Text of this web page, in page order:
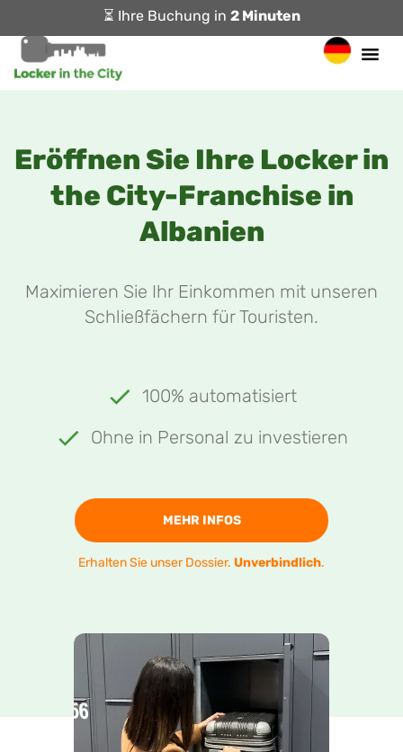
⏳ Ihre Buchung in 2 Minuten
Eröffnen Sie Ihre Locker in
the City-Franchise in
Albanien
Maximieren Sie Ihr Einkommen mit unseren
Schließfächern für Touristen.
100% automatisiert
Ohne in Personal zu investieren
MEHR INFOS
Erhalten Sie unser Dossier. Unverbindlich.